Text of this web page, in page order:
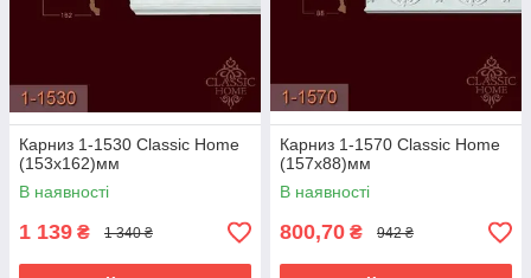
Карниз 1-1530 Classic Home
(153x162)мм
В наявності
1 139 ₴ 1 340 ₴
Карниз 1-1570 Classic Home
(157x88)мм
В наявності
800,70 ₴ 942 ₴